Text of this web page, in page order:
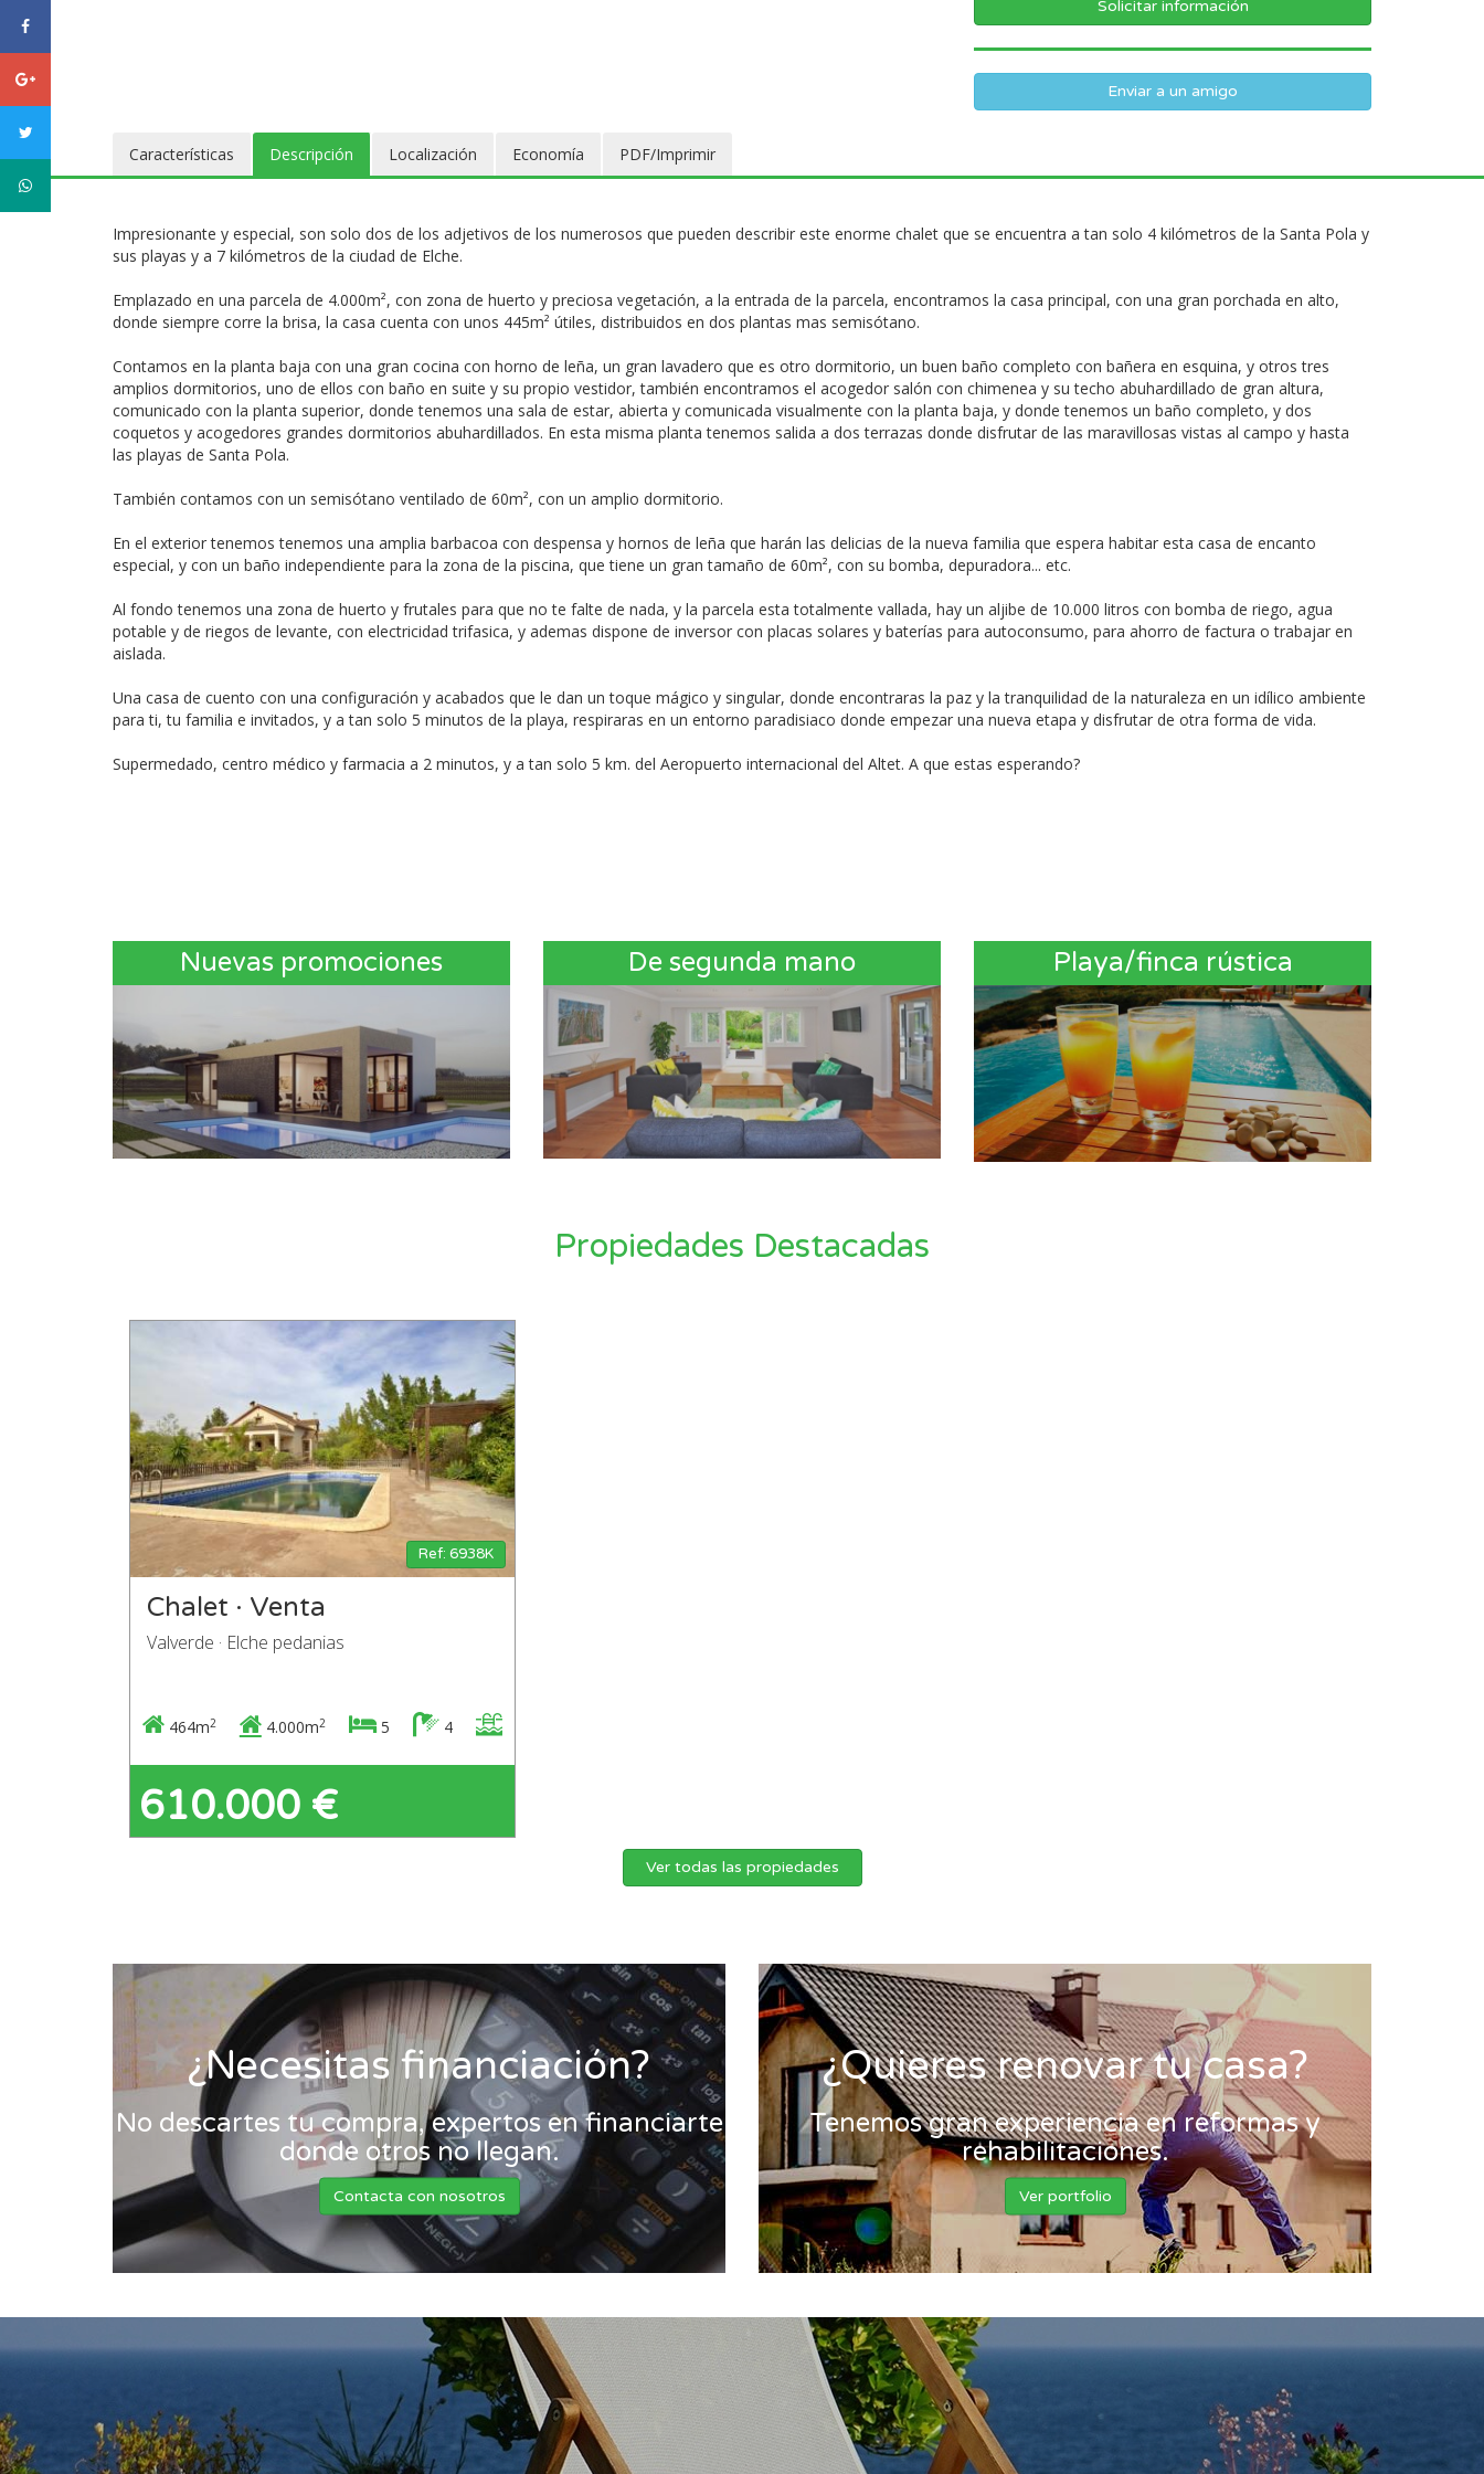
Enviar a un amigo
Características Descripción Localización Economía PDF/Imprimir
Impresionante y especial, son solo dos de los adjetivos de los numerosos que pueden describir este enorme chalet que se encuentra a tan solo 4 kilómetros de la Santa Pola y
sus playas y a 7 kilómetros de la ciudad de Elche.
Emplazado en una parcela de 4.000m², con zona de huerto y preciosa vegetación, a la entrada de la parcela, encontramos la casa principal, con una gran porchada en alto,
donde siempre corre la brisa, la casa cuenta con unos 445m² útiles, distribuidos en dos plantas mas semisótano.
Contamos en la planta baja con una gran cocina con horno de leña, un gran lavadero que es otro dormitorio, un buen baño completo con bañera en esquina, y otros tres
amplios dormitorios, uno de ellos con baño en suite y su propio vestidor, también encontramos el acogedor salón con chimenea y su techo abuhardillado de gran altura,
comunicado con la planta superior, donde tenemos una sala de estar, abierta y comunicada visualmente con la planta baja, y donde tenemos un baño completo, y dos
coquetos y acogedores grandes dormitorios abuhardillados. En esta misma planta tenemos salida a dos terrazas donde disfrutar de las maravillosas vistas al campo y hasta
las playas de Santa Pola.
También contamos con un semisótano ventilado de 60m², con un amplio dormitorio.
En el exterior tenemos tenemos una amplia barbacoa con despensa y hornos de leña que harán las delicias de la nueva familia que espera habitar esta casa de encanto
especial, y con un baño independiente para la zona de la piscina, que tiene un gran tamaño de 60m², con su bomba, depuradora... etc.
Al fondo tenemos una zona de huerto y frutales para que no te falte de nada, y la parcela esta totalmente vallada, hay un aljibe de 10.000 litros con bomba de riego, agua
potable y de riegos de levante, con electricidad trifasica, y ademas dispone de inversor con placas solares y baterías para autoconsumo, para ahorro de factura o trabajar en
aislada.
Una casa de cuento con una configuración y acabados que le dan un toque mágico y singular, donde encontraras la paz y la tranquilidad de la naturaleza en un idílico ambiente
para ti, tu familia e invitados, y a tan solo 5 minutos de la playa, respiraras en un entorno paradisiaco donde empezar una nueva etapa y disfrutar de otra forma de vida.
Supermedado, centro médico y farmacia a 2 minutos, y a tan solo 5 km. del Aeropuerto internacional del Altet. A que estas esperando?
Nuevas promociones De segunda mano Playa/finca rústica
Propiedades Destacadas
Ref: 6938K
Chalet · Venta
Valverde · Elche pedanias
464m2 4.000m2 5 4
610.000 €
Ver todas las propiedades
¿Necesitas financiación?
No descartes tu compra, expertos en financiarte
donde otros no llegan.
Contacta con nosotros
¿Quieres renovar tu casa?
Tenemos gran experiencia en reformas y
rehabilitaciones.
Ver portfolio
facebook
Google
twitter
WhatsApp